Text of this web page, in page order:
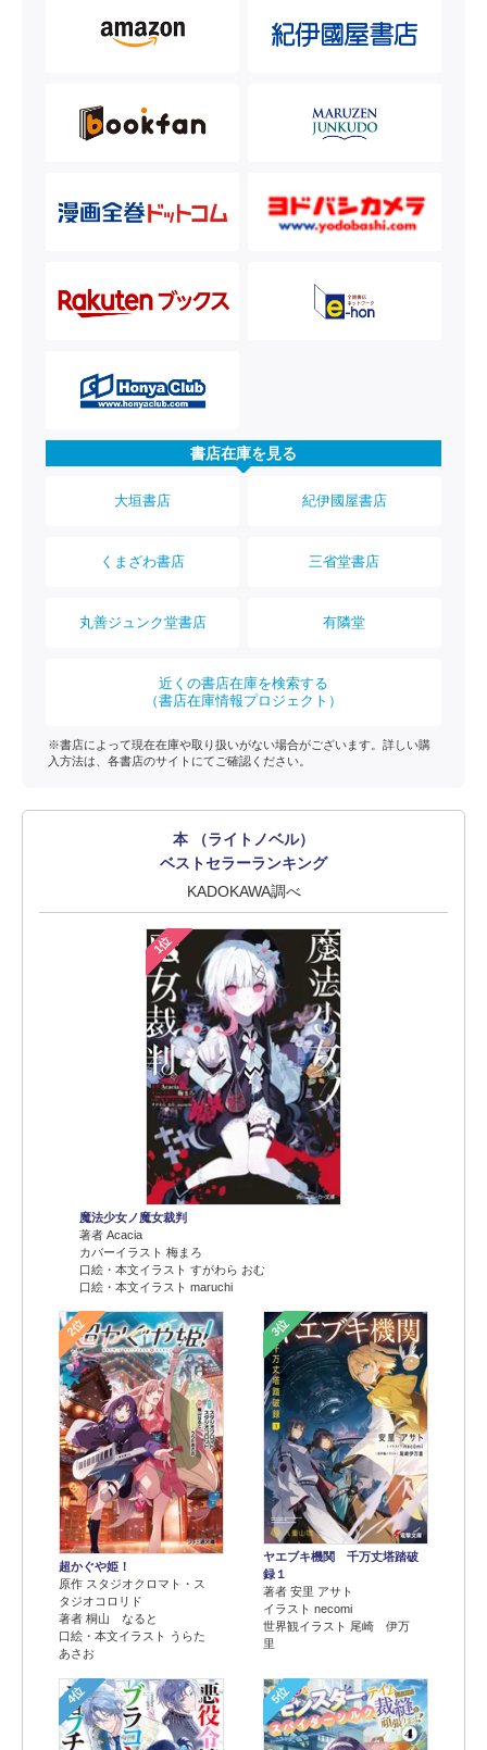
書店在庫を見る
大垣書店 紀伊國屋書店
くまざわ書店 三省堂書店
丸善ジュンク堂書店 有隣堂
近くの書店在庫を検索する
（書店在庫情報プロジェクト）
※書店によって現在在庫や取り扱いがない場合がございます。詳しい購
入方法は、各書店のサイトにてご確認ください。
本 （ライトノベル）
ベストセラーランキング
KADOKAWA調べ
1位
魔法少女ノ魔女裁判
著者 Acacia
カバーイラスト 梅まろ
口絵・本文イラスト すがわら おむ
口絵・本文イラスト maruchi
2位
超かぐや姫！
原作 スタジオクロマト・ス
タジオコロリド
著者 桐山 なると
口絵・本文イラスト うらた
あさお
3位
ヤエブキ機関 千万丈塔踏破
録１
著者 安里 アサト
イラスト necomi
世界観イラスト 尾崎 伊万
里
4位 5位